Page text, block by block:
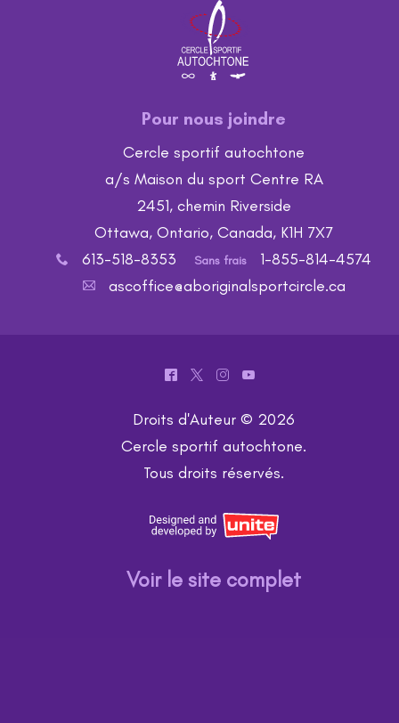
Pour nous joindre
Cercle sportif autochtone
a/s Maison du sport Centre RA
2451, chemin Riverside
Ottawa, Ontario, Canada, K1H 7X7
x 613-518-8353 Sans frais 1-855-814-4574
A ascoffice@aboriginalsportcircle.ca
^ * & (
Droits d'Auteur © 2026
Cercle sportif autochtone.
Tous droits réservés.
Voir le site complet